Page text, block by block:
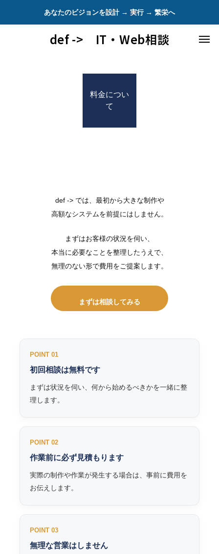
あなたのビジョンを設計 → 実行 → 繁栄へ
def -> IT・Web相談
料金につい
て
def -> では、最初から大きな制作や
高額なシステムを前提にはしません。
まずはお客様の状況を伺い、
本当に必要なことを整理したうえで、
無理のない形で費用をご提案します。
まずは相談してみる
POINT 01
初回相談は無料です
まずは状況を伺い、何から始めるべきかを一緒に整
理します。
POINT 02
作業前に必ず見積もります
実際の制作や作業が発生する場合は、事前に費用を
お伝えします。
POINT 03
無理な営業はしません